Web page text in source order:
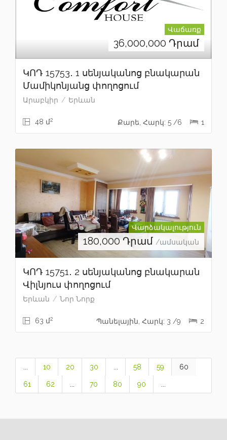
Վաճառք
36,000,000 Դրամ
ԿՈԴ 15753․ 1 սենյականոց բնակարան
Մամիկոնյանց փողոցում
Արաբկիր Երևան
48 մ2 Քարե, Հարկ: 5 /6 1
Վարձակալություն
180,000 Դրամ /ամսական
ԿՈԴ 15751․ 2 սենյականոց բնակարան
Վիլնյուս փողոցում
Երևան Նոր Նորք
63 մ2 Պանելային, Հարկ: 3 /9 2
... 10 20 30 ... 58 59 60
61 62 ... 70 80 90 ...